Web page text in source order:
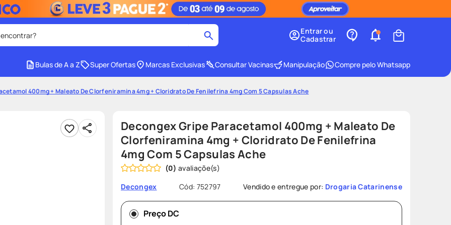
4º protetor solar facial
8º
protetor solar
Entrar ou
Cadastrar
Bulas de A a Z Super Ofertas Marcas Exclusivas Consultar Vacinas Manipulação Compre pelo Whatsapp
400mg + Maleato De Clorfeniramina 4mg + Cloridrato De Fenilefrina 4mg Com 5 Capsulas Ache
Decongex Gripe Paracetamol 400mg + Maleato De
Clorfeniramina 4mg + Cloridrato De Fenilefrina
4mg Com 5 Capsulas Ache
(0)
Decongex
Cód: 752797 Vendido e entregue por: Drogaria Catarinense
Preço DC